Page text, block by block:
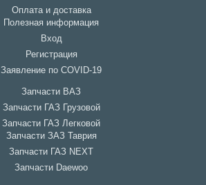
Оплата и доставка
Полезная информация
Вход
Регистрация
Заявление по COVID-19
Запчасти ВАЗ
Запчасти ГАЗ Грузовой
Запчасти ГАЗ Легковой
Запчасти ЗАЗ Таврия
Запчасти ГАЗ NEXT
Запчасти Daewoo